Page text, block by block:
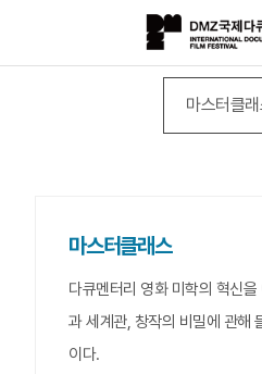
마스터클
마스터클래스
다큐멘터리 영화 미학의 혁신
과 세계관, 창작의 비밀에 관해
이다.